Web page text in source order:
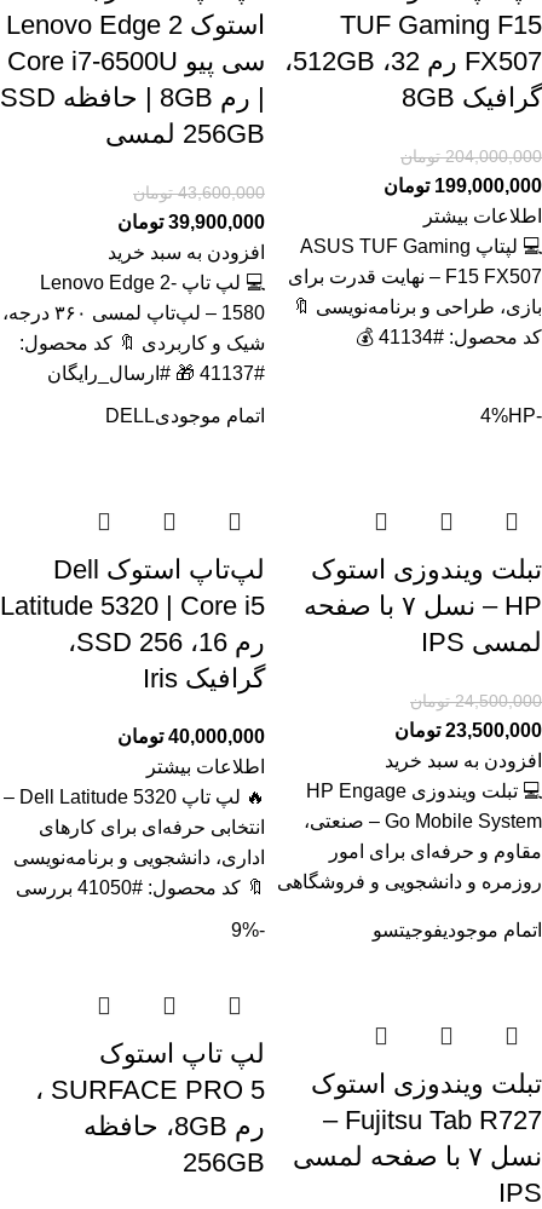
TUF Gaming F15
FX507 رم 32، 512GB،
گرافیک 8GB
204,000,000 تومان
199,000,000 تومان
اطلاعات بیشتر
💻 لپتاپ ASUS TUF Gaming
F15 FX507 – نهایت قدرت برای
بازی، طراحی و برنامه‌نویسی 🔖
کد محصول: #41134 💰
استوک Lenovo Edge 2
سی پیو Core i7-6500U
| رم 8GB | حافظه SSD
256GB لمسی
43,600,000 تومان
39,900,000 تومان
افزودن به سبد خرید
💻 لپ تاپ Lenovo Edge 2-
1580 – لپ‌تاپ لمسی ۳۶۰ درجه،
شیک و کاربردی 🔖 کد محصول:
#41137 🎁 #ارسال_رایگان
-4%
HP
تبلت ویندوزی استوک
HP – نسل ۷ با صفحه
لمسی IPS
24,500,000 تومان
23,500,000 تومان
افزودن به سبد خرید
💻 تبلت ویندوزی HP Engage
Go Mobile System – صنعتی،
مقاوم و حرفه‌ای برای امور
روزمره و دانشجویی و فروشگاهی
اتمام موجودیDELL
لپ‌تاپ استوک Dell
Latitude 5320 | Core i5
رم 16، SSD 256،
گرافیک Iris
40,000,000 تومان
اطلاعات بیشتر
🔥 لپ تاپ Dell Latitude 5320 –
انتخابی حرفه‌ای برای کارهای
اداری، دانشجویی و برنامه‌نویسی
🔖 کد محصول: #41050 بررسی
اتمام موجودیفوجیتسو
تبلت ویندوزی استوک
Fujitsu Tab R727 –
نسل ۷ با صفحه لمسی
IPS
-9%
لپ تاپ استوک
SURFACE PRO 5 ،
رم 8GB، حافظه
256GB